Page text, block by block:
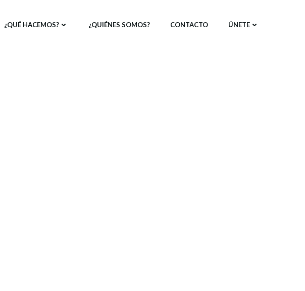
¿QUÉ HACEMOS? ¿QUIÉNES SOMOS? CONTACTO ÚNETE